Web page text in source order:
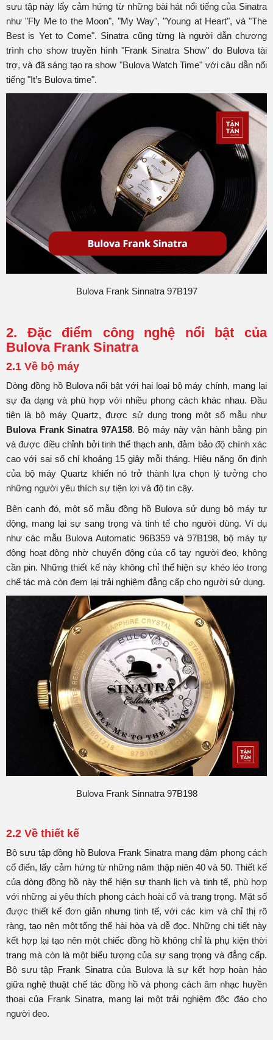
sưu tập này lấy cảm hứng từ những bài hát nổi tiếng của Sinatra
như "Fly Me to the Moon", "My Way", "Young at Heart", và "The
Best is Yet to Come". Sinatra cũng từng là người dẫn chương
trình cho show truyền hình "Frank Sinatra Show" do Bulova tài
trợ, và đã sáng tạo ra show "Bulova Watch Time" với câu dẫn nổi
tiếng "It’s Bulova time".
Bulova Frank Sinnatra 97B197
2. Đặc điểm công nghệ nổi bật của
Bulova Frank Sinatra
2.1 Về bộ máy
Dòng đồng hồ Bulova nổi bật với hai loại bộ máy chính, mang lại
sự đa dạng và phù hợp với nhiều phong cách khác nhau. Đầu
tiên là bộ máy Quartz, được sử dụng trong một số mẫu như
Bulova Frank Sinatra 97A158. Bộ máy này vận hành bằng pin
và được điều chỉnh bởi tinh thể thạch anh, đảm bảo độ chính xác
cao với sai số chỉ khoảng 15 giây mỗi tháng. Hiệu năng ổn định
của bộ máy Quartz khiến nó trở thành lựa chọn lý tưởng cho
những người yêu thích sự tiện lợi và độ tin cậy.
Bên cạnh đó, một số mẫu đồng hồ Bulova sử dụng bộ máy tự
động, mang lại sự sang trọng và tinh tế cho người dùng. Ví dụ
như các mẫu Bulova Automatic 96B359 và 97B198, bộ máy tự
động hoạt động nhờ chuyển động của cổ tay người đeo, không
cần pin. Những thiết kế này không chỉ thể hiện sự khéo léo trong
chế tác mà còn đem lại trải nghiệm đẳng cấp cho người sử dụng.
Bulova Frank Sinnatra 97B198
2.2 Về thiết kế
Bộ sưu tập đồng hồ Bulova Frank Sinatra mang đậm phong cách
cổ điển, lấy cảm hứng từ những năm thập niên 40 và 50. Thiết kế
của dòng đồng hồ này thể hiện sự thanh lịch và tinh tế, phù hợp
với những ai yêu thích phong cách hoài cổ và trang trọng. Mặt số
được thiết kế đơn giản nhưng tinh tế, với các kim và chỉ thị rõ
ràng, tạo nên một tổng thể hài hòa và dễ đọc. Những chi tiết này
kết hợp lại tạo nên một chiếc đồng hồ không chỉ là phụ kiện thời
trang mà còn là một biểu tượng của sự sang trọng và đẳng cấp.
Bộ sưu tập Frank Sinatra của Bulova là sự kết hợp hoàn hảo
giữa nghệ thuật chế tác đồng hồ và phong cách âm nhạc huyền
thoại của Frank Sinatra, mang lại một trải nghiệm độc đáo cho
người đeo.